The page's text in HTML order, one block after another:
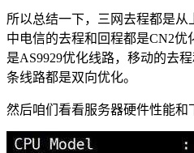
所以总结一下，三网去程都是
中电信的去程和回程都是CN2
是AS9929优化线路，移动的去
条线路都是双向优化。
然后咱们看看服务器硬件性能和